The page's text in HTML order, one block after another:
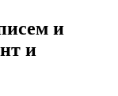
и
и